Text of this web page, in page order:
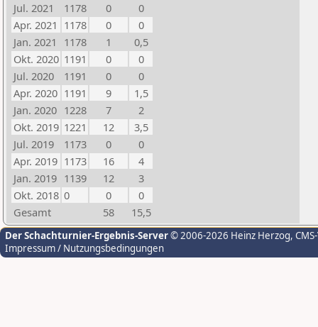
Jul. 2021
1178 0
0
Apr. 2021 1178 0
0
Jan. 2021
1178 1
0,5
Okt. 2020 1191 0
0
Jul. 2020
1191 0
0
Apr. 2020 1191 9
1,5
Jan. 2020 1228 7
2
Okt. 2019 1221 12
3,5
Jul. 2019
1173 0
0
Apr. 2019 1173 16
4
Jan. 2019 1139 12
3
Okt. 2018 0 0
0
Gesamt
58 15,5
Der Schachturnier-Ergebnis-Server© 2006-2026 Heinz Herzog,
Impressum / Nutzungsbedingungen